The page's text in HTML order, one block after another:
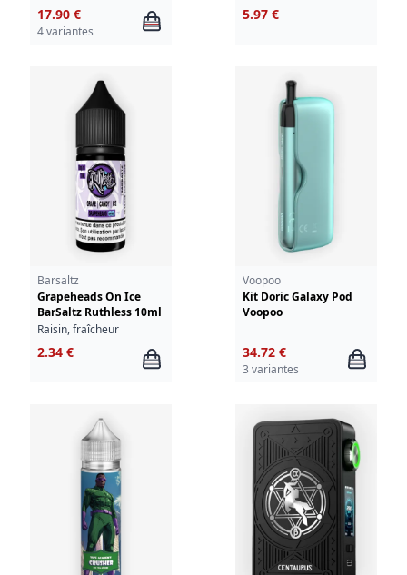
17.90 €
4 variantes
5.97 €
Barsaltz
Grapeheads On Ice
BarSaltz Ruthless 10ml
Raisin, fraîcheur
2.34 €
Voopoo
Kit Doric Galaxy Pod
Voopoo
34.72 €
3 variantes